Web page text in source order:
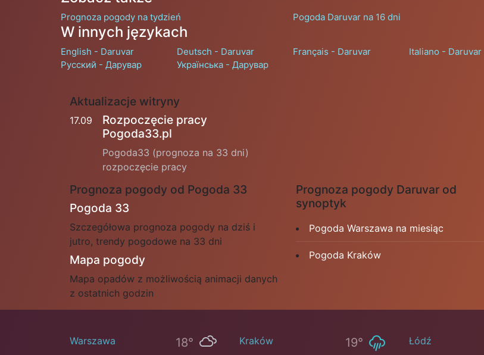
Prognoza pogody na tydzień Pogoda Daruvar na 16 dni
W innych językach
English - Daruvar Deutsch - Daruvar Français - Daruvar Italiano - Daruvar
Русский - Дарувар
Українська - Дарувар
Aktualizacje witryny
17.09
Rozpoczęcie pracy
Pogoda33.pl
Pogoda33 (prognoza na 33 dni)
rozpoczęcie pracy
Prognoza pogody od Pogoda 33
Pogoda 33
Szczegółowa prognoza pogody na dziś i
jutro, trendy pogodowe na 33 dni
Mapa pogody
Mapa opadów z możliwością animacji danych
z ostatnich godzin
Prognoza pogody Daruvar od
synoptyk
Pogoda Warszawa na miesiąc
Pogoda Kraków
Warszawa 18° Kraków 19° Łódź